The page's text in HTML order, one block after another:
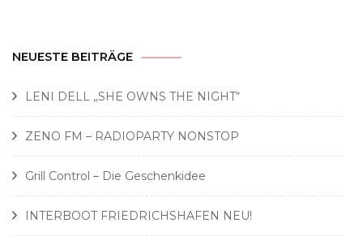
NEUESTE BEITRÄGE
LENI DELL „SHE OWNS THE NIGHT“
ZENO FM – RADIOPARTY NONSTOP
Grill Control – Die Geschenkidee
INTERBOOT FRIEDRICHSHAFEN NEU!